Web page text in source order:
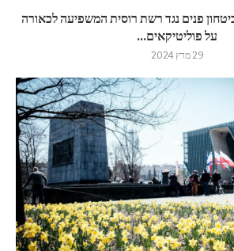
פנים נגד רשת רוסית המשפיעה לכאורה
על פוליטיקאים...
29 מרץ 2024